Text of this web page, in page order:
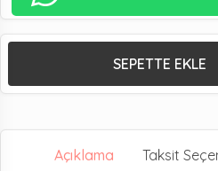
SEPETTE EKLE
Açıklama Taksit